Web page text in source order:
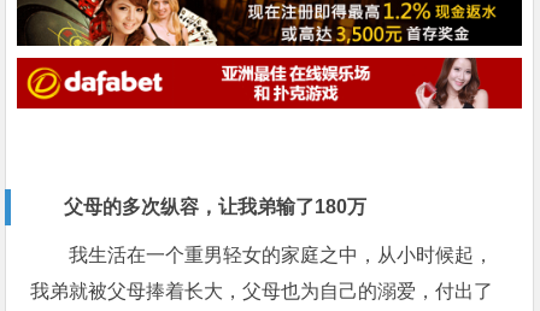
父母的多次纵容，让我弟输了180万
我生活在一个重男轻女的家庭之中，从小时候起，
我弟就被父母捧着长大，父母也为自己的溺爱，付出了